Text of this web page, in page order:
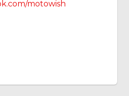
motowish